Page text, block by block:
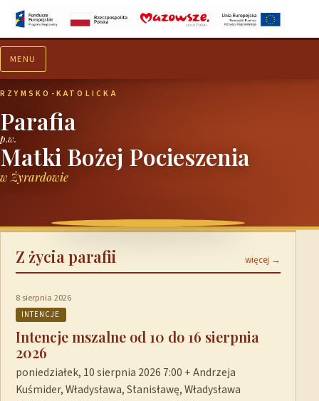
MENU
RZYMSKO-KATOLICKA
Parafia
p.w.
Matki Bożej Pocieszenia
w Żyrardowie
Z życia parafii więcej →
8 sierpnia 2026
INTENCJE
Intencje mszalne od 10 do 16 sierpnia
2026
poniedziałek, 10 sierpnia 2026 7:00 + Andrzeja
Kuśmider, Władysława, Stanisławę, Władysława